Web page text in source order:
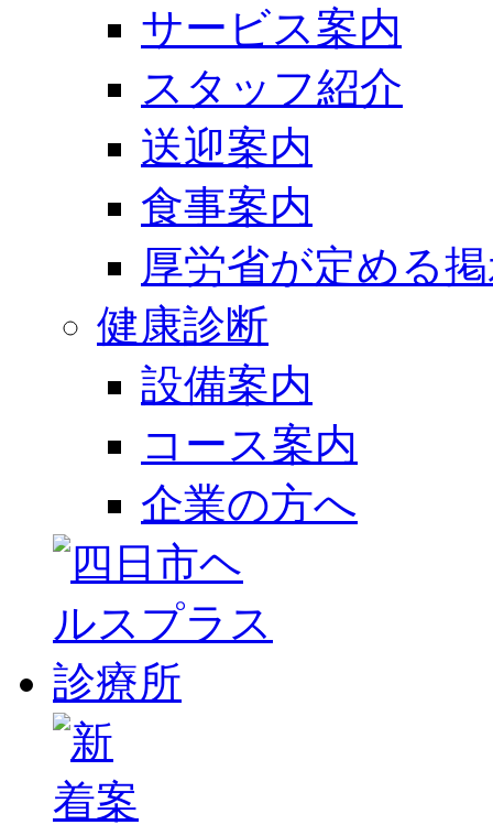
サービス案内
スタッフ紹介
送迎案内
食事案内
厚労省が定める
健康診断
設備案内
コース案内
企業の方へ